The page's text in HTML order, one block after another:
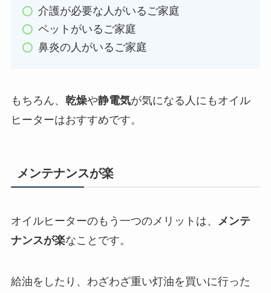
介護が必要な人がいるご家庭
ペットがいるご家庭
鼻炎の人がいるご家庭
もちろん、 乾燥や静電気が気になる人にもオイル
ヒーターはおすすめです。
メンテナンスが楽
オイルヒーターのもう一つのメリットは、 メンテ
ナンスが楽なことです。
給油をしたり、わざわざ重い灯油を買いに行った